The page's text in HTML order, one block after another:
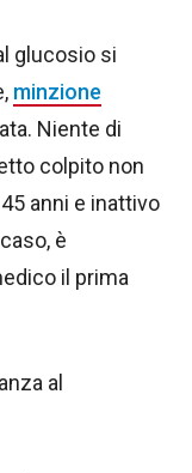
glucosio si
minzione
Niente di
colpito non
anni e inattivo
è
il prima
al